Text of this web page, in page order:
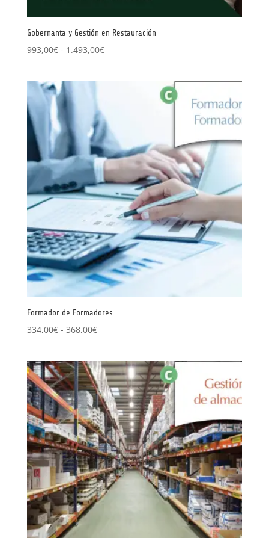
Gobernanta y Gestión en Restauración
993,00€ - 1.493,00€Rango
hasta
1.493,00€
Formador de Formadores
334,00€ - 368,00€Rango
desde
334,00€
hasta
368,00€